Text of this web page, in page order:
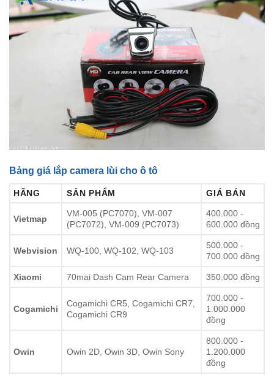
Bảng giá lắp camera lùi cho ô tô
HÃNG SẢN PHẨM GIÁ BÁN
Vietmap
VM-005 (PC7070), VM-007
(PC7072), VM-009 (PC7073)
400.000 -
600.000 đồng
Webvision WQ-100, WQ-102, WQ-103
500.000 -
700.000 đồng
Xiaomi 70mai Dash Cam Rear Camera 350.000 đồng
Cogamichi
Cogamichi CR5, Cogamichi CR7,
Cogamichi CR9
700.000 -
1.000.000
đồng
Owin Owin 2D, Owin 3D, Owin Sony
800.000 -
1.200.000
đồng